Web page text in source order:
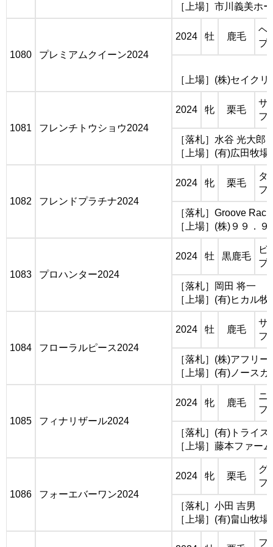
［上場］市川義美ホ
1080 プレミアムクイーン2024
2024 牡 鹿毛
ヘ
プ
［上場］(株)セイク
1081 フレンチトウショウ2024
2024 牝 栗毛
サ
フ
［落札］水谷 光大郎
［上場］(有)広田牧場
1082 フレンドプラチナ2024
2024 牝 栗毛
タ
フ
［落札］Groove
［上場］(株)９９．９
1083 プロハンター2024
2024 牡 黒鹿毛
ビ
プ
［落札］岡田 将一
［上場］(有)ヒカル牧
1084 フローラルピース2024
2024 牡 鹿毛
サ
フ
［落札］(株)アフリ
［上場］(有)ノースガ
1085 フィナリザール2024
2024 牝 鹿毛
ニ
フ
［落札］(有)トライ
［上場］藤本ファーム
1086 フォーエバーワン2024
2024 牝 栗毛
グ
フ
［落札］小田 吉男
［上場］(有)畠山牧場
フ